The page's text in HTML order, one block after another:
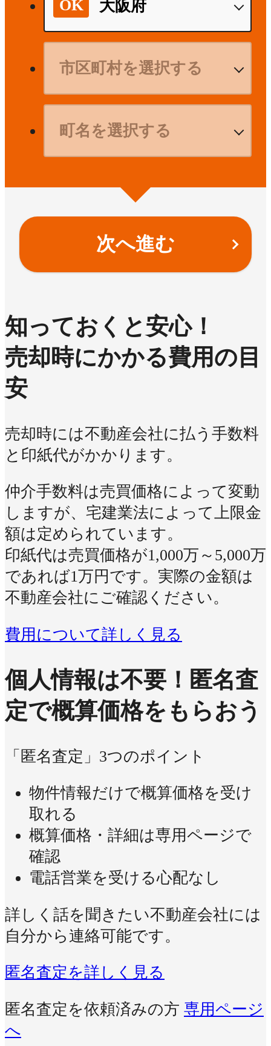
次へ進む
知っておくと安心！
売却時にかかる費用の目
安
売却時には不動産会社に払う手数料
と印紙代がかかります。
仲介手数料は売買価格によって変動
しますが、宅建業法によって上限金
額は定められています。
印紙代は売買価格が1,000万～5,000万
であれば1万円です。実際の金額は
不動産会社にご確認ください。
費用について詳しく見る
個人情報は不要！ 匿名査
定で概算価格をもらおう
「匿名査定」3つのポイント
物件情報だけで概算価格を受け
取れる
概算価格・詳細は専用ページで
確認
電話営業を受ける心配なし
詳しく話を聞きたい不動産会社には
自分から連絡可能です。
匿名査定を詳しく見る
匿名査定を依頼済みの方 専用ページ
へ